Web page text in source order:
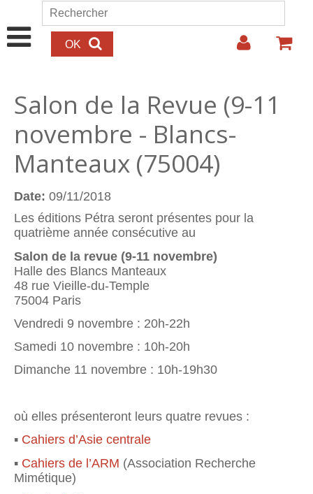
Aller au contenu principal
Formulaire de recherche
Rechercher
Salon de la Revue (9-11
novembre - Blancs-
Manteaux (75004)
Date: 09/11/2018
Les éditions Pétra seront présentes pour la
quatrième année consécutive au
Salon de la revue (9-11 novembre)
Halle des Blancs Manteaux
48 rue Vieille-du-Temple
75004 Paris
Vendredi 9 novembre : 20h-22h
Samedi 10 novembre : 10h-20h
Dimanche 11 novembre : 10h-19h30
où elles présenteront leurs quatre revues :
▪ Cahiers d’Asie centrale
▪ Cahiers de l’ARM (Association Recherche
Mimétique)